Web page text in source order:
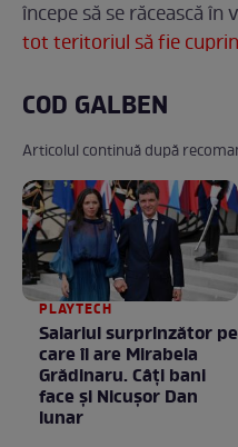
începe să se răcească
tot teritoriul să fie
COD GALBEN
Articolul continuă după
PLAYTECH
Salariul surprinzător pe
care îl are Mirabela
Grădinaru. Câţi bani
face şi Nicuşor Dan
lunar